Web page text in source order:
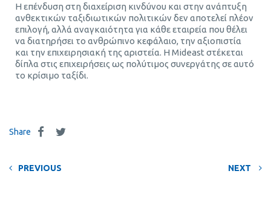
Η επένδυση στη διαχείριση κινδύνου και στην ανάπτυξη
ανθεκτικών ταξιδιωτικών πολιτικών δεν αποτελεί πλέον
επιλογή, αλλά αναγκαιότητα για κάθε εταιρεία που θέλει
να διατηρήσει το ανθρώπινο κεφάλαιο, την αξιοπιστία
και την επιχειρησιακή της αριστεία. Η Mideast στέκεται
δίπλα στις επιχειρήσεις ως πολύτιμος συνεργάτης σε αυτό
το κρίσιμο ταξίδι.
Share
PREVIOUS NEXT